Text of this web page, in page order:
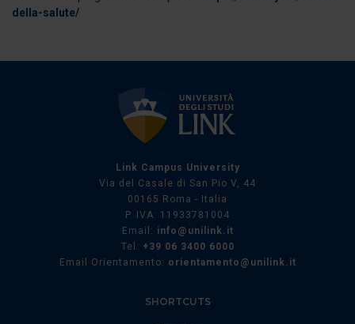
raccolto dal suo utilizzo dei loro servizi.
della-salute/
Link Campus University
Via del Casale di San Pio V, 44
00165 Roma - Italia
P. IVA: 11933781004
Email: info@unilink.it
Tel: +39 06 3400 6000
Email Orientamento: orientamento@unilink.it
SHORTCUTS